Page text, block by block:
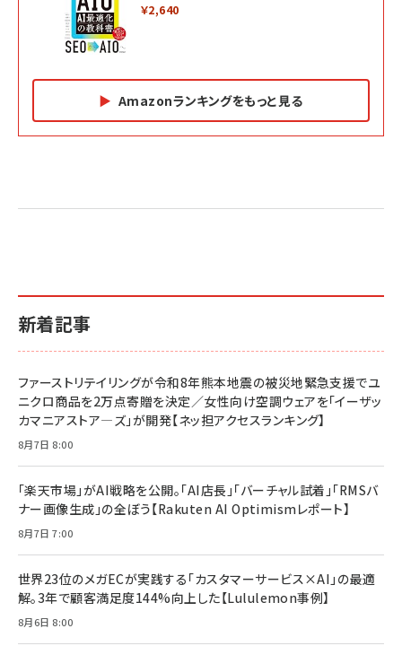
￥2,640
Amazonランキングをもっと見る
2億円を売り上げたプロが教える note×AI 最強の
小さな会社は戦略が9割
￥1,815
マーケティングの真実 P&G・グリコで学んだ失敗
￥2,200
anan(アンアン)2026/07/01号 No.2501[魅せる
anan(アンアン)2026/06/24号 No.2500増刊
anan(アンアン)2026/07/08号 No.2502[2026
年後半、あなたの恋と運命／山田涼介]
￥880
ママ投資家が育休中に１億貯めた株式投資
￥1,870
￥1,980
ベインキャピタル 企業価値向上力の秘密
ルな本質」
￥2,750
フィードバック経営 「沈黙の組織」から「高め合う
Amazonランキングをもっと見る
新着記事
ファーストリテイリングが令和8年熊本地震の被災地緊急支援でユ
ニクロ商品を2万点寄贈を決定／女性向け空調ウェアを「イーザッ
カマニアストア―ズ」が開発【ネッ担アクセスランキング】
8月7日 8:00
「楽天市場」がAI戦略を公開。「AI店長」「バーチャル試着」「RMSバ
ナー画像生成」の全ぼう【Rakuten AI Optimismレポート】
8月7日 7:00
世界23位のメガECが実践する「カスタマーサービス×AI」の最適
解。3年で顧客満足度144%向上した【Lululemon事例】
8月6日 8:00